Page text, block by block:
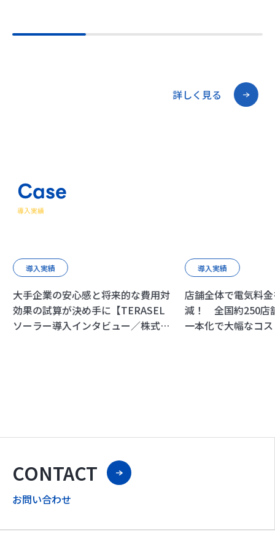
詳しく見る
Case
導入実績
導入実績
大手企業の安心感と将来的な費用対
効果の試算が決め手に【TERASEL
ソーラー導入インタビュー／株式会
導入実績
店舗全体で電気料
減！ 全国約250店
一本化で大幅なコ
CONTACT
お問い合わせ